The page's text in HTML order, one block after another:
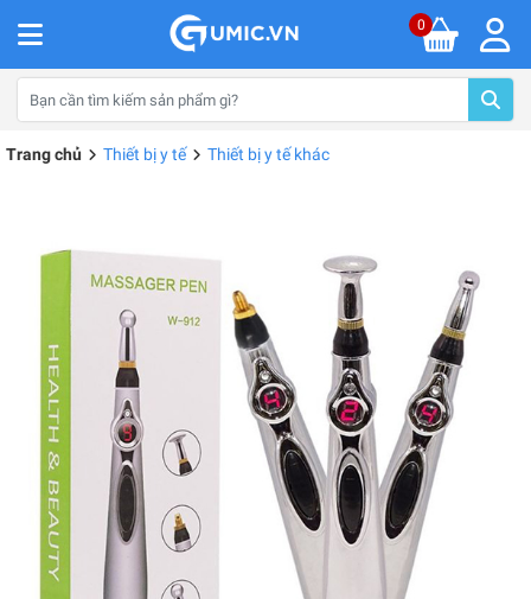
0
Trang chủ Thiết bị y tế Thiết bị y tế khác